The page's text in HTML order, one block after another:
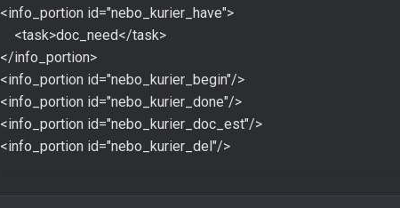
<info_portion id="nebo_kurier_have">
<task>doc_need</task>
</info_portion>
<info_portion id="nebo_kurier_begin"/>
<info_portion id="nebo_kurier_done"/>
<info_portion id="nebo_kurier_doc_est"/>
<info_portion id="nebo_kurier_del"/>